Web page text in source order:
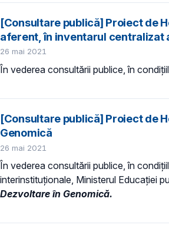
[Consultare publică] Proiect de
aferent, în inventarul centralizat
26 mai 2021
În vederea consultării publice, în
[Consultare publică] Proiect de
Genomică
26 mai 2021
În vederea consultării publice, în
interinstituționale, Ministerul Educaţiei
Dezvoltare în Genomică.